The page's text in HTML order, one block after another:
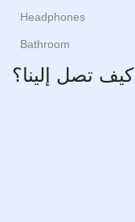
Headphones
Bathroom
كيف تصل إلينا؟